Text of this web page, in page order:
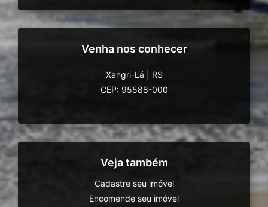
Venha nos conhecer
Xangri-Lá
RS
CEP: 95588-000
Veja também
Cadastre seu imóvel
Encomende seu imóvel